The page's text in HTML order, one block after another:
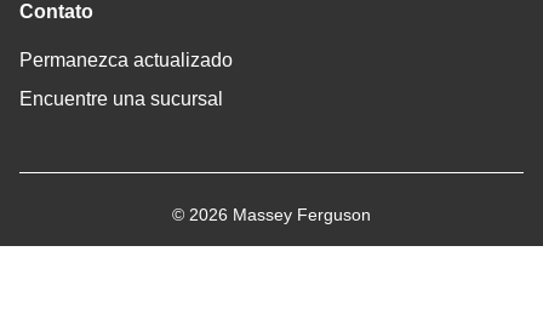
Contato
Permanezca actualizado
Encuentre una sucursal
© 2026 Massey Ferguson